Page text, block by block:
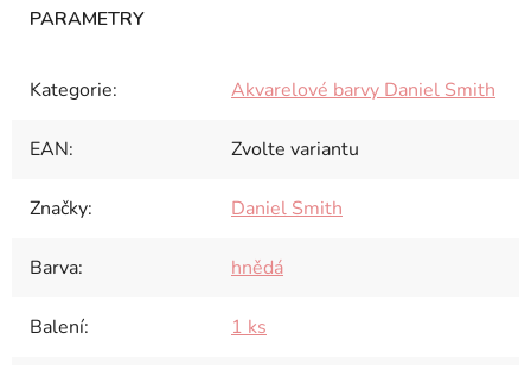
Kategorie: Akvarelové barvy Daniel Smith
EAN: Zvolte variantu
Značky: Daniel Smith
Barva: hnědá
Balení: 1 ks